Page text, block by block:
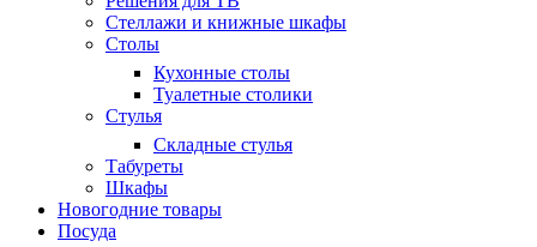
Стеллажи и книжные шкафы
Столы
Кухонные столы
Туалетные столики
Стулья
Складные стулья
Табуреты
Шкафы
Новогодние товары
Посуда